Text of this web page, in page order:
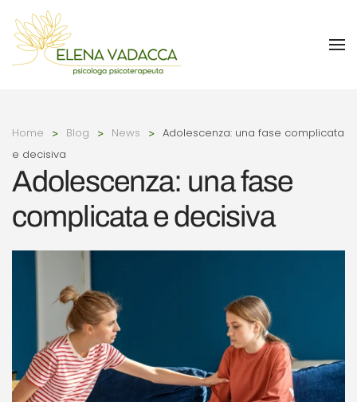
Skip to main content
Home Blog News
Adolescenza: una fase complicata
e decisiva
Adolescenza: una fase
complicata e decisiva